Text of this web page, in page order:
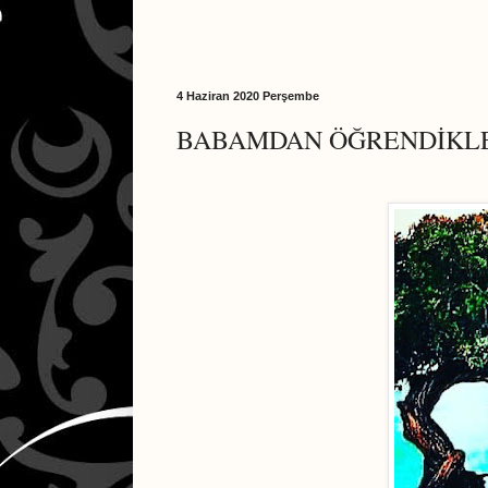
4 Haziran 2020 Perşembe
BABAMDAN